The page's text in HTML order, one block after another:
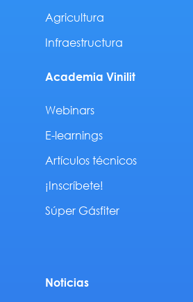
Agricultura
Infraestructura
Academia Vinilit
Webinars
E-learnings
Artículos técnicos
¡Inscríbete!
Súper Gásfiter
Noticias